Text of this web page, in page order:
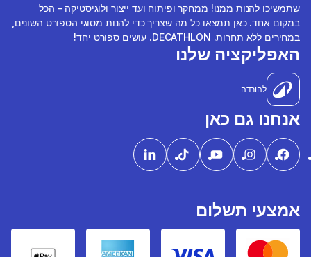
שתמשיכו להנות ממנו! ממחקר ופיתוח ועד ייצור ולוגיסטיקה - הכל
במקום אחד. כאן תמצאו כל מה שצריך כדי להנות מסוגי הספורט השונים,
במחירים ללא תחרות. DECATHLON. עושים ספורט יחד!
האפליקציה שלנו
להורדה
אנחנו גם כאן
אמצעי תשלום